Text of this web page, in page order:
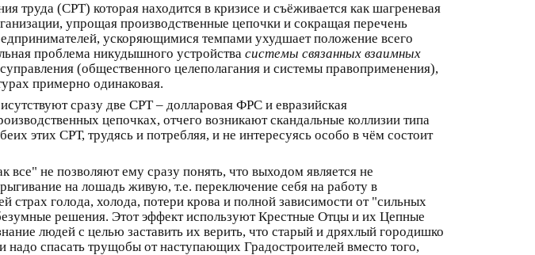
труда (СРТ) которая находится в кризисе и съёживается как шагреневая
упрощая производственные цепочки и сокращая перечень
ускоряющимися темпами ухудшает положение всего
проблема никудышного устройства системы связанных взаимных
(общественного целеполагания и системы правоприменения),
примерно одинаковая.
сразу две СРТ – долларовая ФРС и евразийская
цепочках, отчего возникают скандальные коллизии типа
этих СРТ, трудясь и потребляя, и не интересуясь особо в чём состоит
не позволяют ему сразу понять, что выходом является не
на лошадь живую, т.е. переключение себя на работу в
страх голода, холода, потери крова и полной зависимости от "сильных
решения. Этот эффект используют Крестные Отцы и их Цепные
людей с целью заставить их верить, что старый и дряхлый городишко
спасать трущобы от наступающих Градостроителей вместо того,